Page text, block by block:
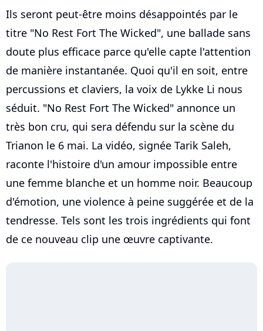
Ils seront peut-être moins désappointés par le
titre "No Rest Fort The Wicked", une ballade sans
doute plus efficace parce qu'elle capte l'attention
de manière instantanée. Quoi qu'il en soit, entre
percussions et claviers, la voix de Lykke Li nous
séduit. "No Rest Fort The Wicked" annonce un
très bon cru, qui sera défendu sur la scène du
Trianon le 6 mai. La vidéo, signée Tarik Saleh,
raconte l'histoire d'un amour impossible entre
une femme blanche et un homme noir. Beaucoup
d'émotion, une violence à peine suggérée et de la
tendresse. Tels sont les trois ingrédients qui font
de ce nouveau clip une œuvre captivante.